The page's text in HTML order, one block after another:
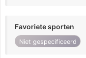
Favoriete sporten
Niet gespecificeerd